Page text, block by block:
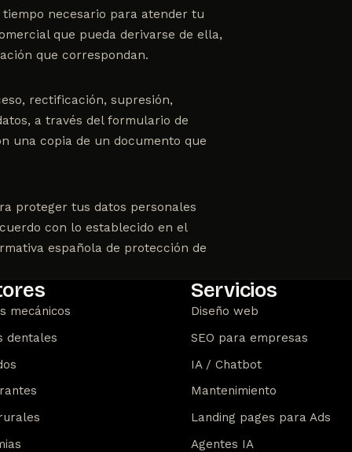
necesario para atender tu
que pueda derivarse de ella,
que correspondan.
rectificación, supresión,
a través del formulario de
una copia de un documento que
proteger tus datos personales
con lo establecido en el
española de protección de
mecánicos
dentales
Servicios
Diseño web
SEO para empresas
IA / Chatbot
Mantenimiento
Landing pages para Ads
Agentes IA